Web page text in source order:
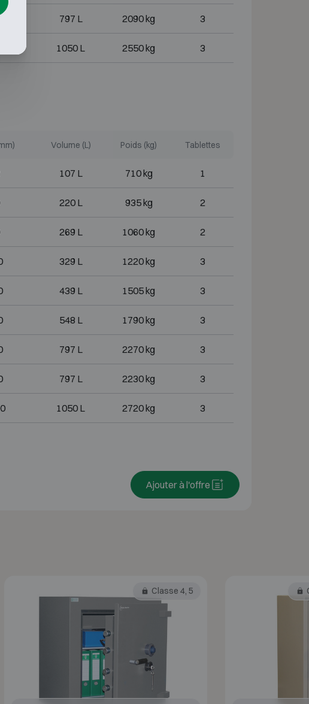
797 L 2090 kg 3
1050 L 2550 kg 3
Volume (L) Poids (kg) Tablettes
107 L 710 kg 1
220 L 935 kg 2
269 L 1060 kg 2
329 L 1220 kg 3
439 L 1505 kg 3
548 L 1790 kg 3
797 L 2270 kg 3
797 L 2230 kg 3
1050 L 2720 kg 3
Ajouter à l'offre
Classe 4, 5